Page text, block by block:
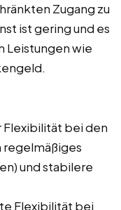
Zugang zu
ist gering und es
Leistungen wie
bei den
und stabilere
Flexibilität bei